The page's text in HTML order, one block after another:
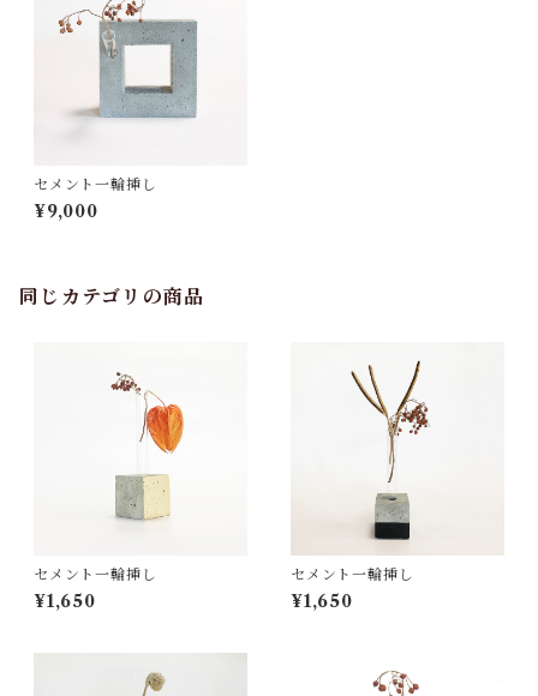
セメント一輪挿し
¥9,000
同じカテゴリの商品
セメント一輪挿し
¥1,650
セメント一輪挿し
¥1,650